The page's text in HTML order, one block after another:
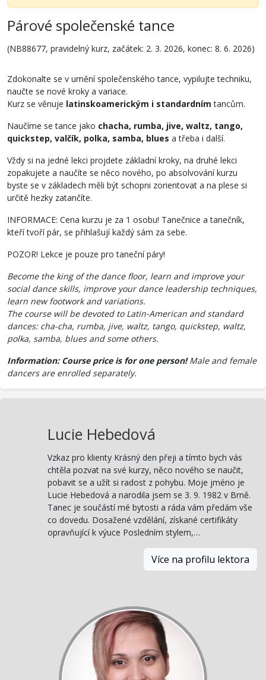
Párové společenské tance
(NB88677, pravidelný kurz, začátek: 2. 3. 2026, konec: 8. 6. 2026)
Zdokonalte se v umění společenského tance, vypilujte techniku,
naučte se nové kroky a variace.
Kurz se věnuje latinskoamerickým i standardním tancům.
Naučíme se tance jako chacha, rumba, jive, waltz, tango,
quickstep, valčík, polka, samba, blues a třeba i další.
Vždy si na jedné lekci projdete základní kroky, na druhé lekci
zopakujete a naučíte se něco nového, po absolvování kurzu
byste se v základech měli být schopni zorientovat a na plese si
určitě hezky zatančíte.
INFORMACE: Cena kurzu je za 1 osobu! Tanečnice a tanečník,
kteří tvoří pár, se přihlašují každý sám za sebe.
POZOR! Lekce je pouze pro taneční páry!
Become the king of the dance floor, learn and improve your
social dance skills, improve your dance leadership techniques,
learn new footwork and variations.
The course will be devoted to Latin-American and standard
dances: cha-cha, rumba, jive, waltz, tango, quickstep, waltz,
polka, samba, blues and some others.
Information: Course price is for one person!Male and female
dancers are enrolled separately.
Lucie Hebedová
Vzkaz pro klienty Krásný den přeji a tímto bych vás
chtěla pozvat na své kurzy, něco nového se naučit,
pobavit se a užít si radost z pohybu. Moje jméno je
Lucie Hebedová a narodila jsem se 3. 9. 1982 v Brně.
Tanec je součástí mé bytosti a ráda vám předám vše
co dovedu. Dosažené vzdělání, získané certifikáty
opravňující k výuce Posledním stylem,…
Více na profilu lektora